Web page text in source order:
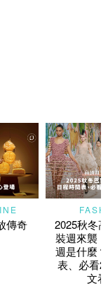
傳奇
2025秋冬
裝週來襲
週是什麼
表、必看
文